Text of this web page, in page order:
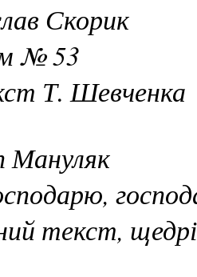
Скорик
№ 53
Т. Шевченка
текст,